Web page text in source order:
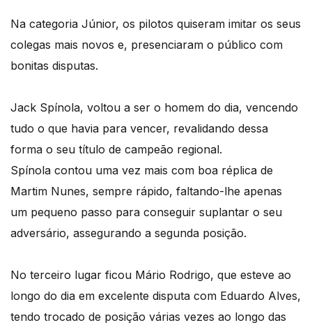
Na categoria Júnior, os pilotos quiseram imitar os seus
colegas mais novos e, presenciaram o público com
bonitas disputas.
Jack Spínola, voltou a ser o homem do dia, vencendo
tudo o que havia para vencer, revalidando dessa
forma o seu título de campeão regional.
Spínola contou uma vez mais com boa réplica de
Martim Nunes, sempre rápido, faltando-lhe apenas
um pequeno passo para conseguir suplantar o seu
adversário, assegurando a segunda posição.
No terceiro lugar ficou Mário Rodrigo, que esteve ao
longo do dia em excelente disputa com Eduardo Alves,
tendo trocado de posição várias vezes ao longo das